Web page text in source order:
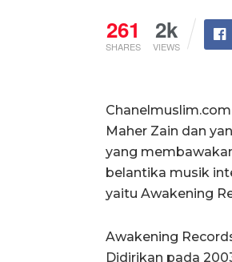
261
SHARES
2k
VIEWS
Maher Zain dan
yang
belantika musik
yaitu Awakening
Awakening
Didirikan pada